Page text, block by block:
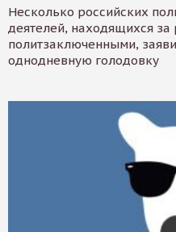
Несколько российских
деятелей, находящихся
политзаключенными,
однодневную голодовку